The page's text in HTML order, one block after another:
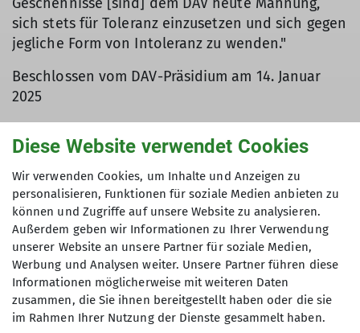
sich stets für Toleranz einzusetzen und sich gegen
jegliche Form von Intoleranz zu wenden."
Beschlossen vom DAV-Präsidium am 14. Januar
2025
Lust auf mehr?
👉Hier findet ihr weitere Inhalte, aktuelle
Angebote & unser Programm
Über den Verein
Diese Website verwendet Cookies
Wir verwenden Cookies, um Inhalte und Anzeigen zu
personalisieren, Funktionen für soziale Medien anbieten zu
können und Zugriffe auf unsere Website zu analysieren.
Außerdem geben wir Informationen zu Ihrer Verwendung
unserer Website an unsere Partner für soziale Medien,
Werbung und Analysen weiter. Unsere Partner führen diese
Informationen möglicherweise mit weiteren Daten
zusammen, die Sie ihnen bereitgestellt haben oder die sie
im Rahmen Ihrer Nutzung der Dienste gesammelt haben.